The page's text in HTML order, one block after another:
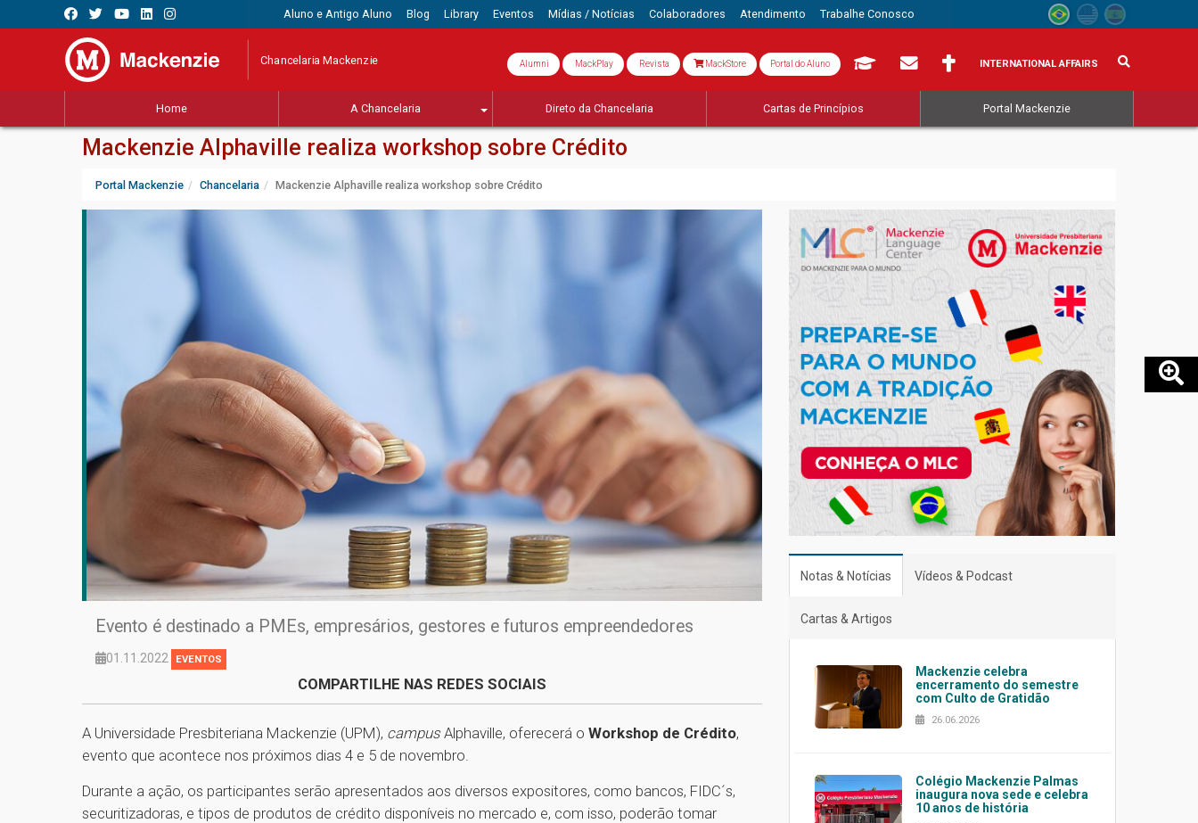
Aluno e Antigo Aluno Blog Library Eventos Mídias / Notícias Colaboradores Atendimento Trabalhe Conosco
Chancelaria Mackenzie Alumni MackPlay Revista MackStore Portal do Aluno INTERNATIONAL AFFAIRS
Home A Chancelaria Direto da Chancelaria Cartas de Princípios Portal Mackenzie
Mackenzie Alphaville realiza workshop sobre Crédito
Portal Mackenzie Chancelaria Mackenzie Alphaville realiza workshop sobre Crédito
Evento é destinado a PMEs, empresários, gestores e futuros empreendedores
01.11.2022 EVENTOS
COMPARTILHE NAS REDES SOCIAIS
A Universidade Presbiteriana Mackenzie (UPM), campus Alphaville, oferecerá o Workshop de Crédito,
evento que acontece nos próximos dias 4 e 5 de novembro.
Durante a ação, os participantes serão apresentados aos diversos expositores, como bancos, FIDC´s,
securitizadoras, e tipos de produtos de crédito disponíveis no mercado e, com isso, poderão tomar
Notas & Notícias Vídeos & Podcast
Cartas & Artigos
Mackenzie celebra
encerramento do semestre
com Culto de Gratidão
26.06.2026
Colégio Mackenzie Palmas
inaugura nova sede e celebra
10 anos de história